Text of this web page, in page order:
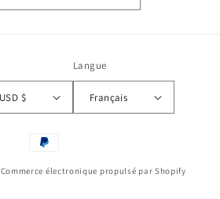
États-Unis | USD $
Langue
Français
Moyens
paiement
Commerce électronique propulsé par Shopify